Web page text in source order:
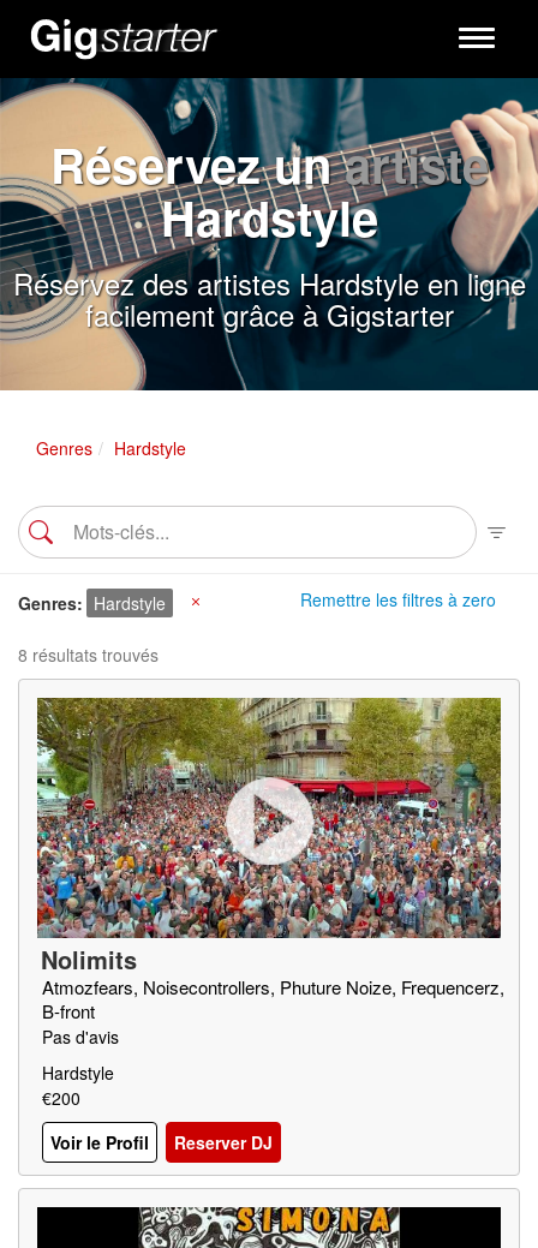
Toggle
Réservez unartiste
Hardstyle
Réservez des artistes Hardstyle en ligne
facilement grâce à Gigstarter
Genres Hardstyle
Remettre les filtres à zero
Genres Hardstyle
8 résultats trouvés
Nolimits
Atmozfears, Noisecontrollers, Phuture Noize, Frequencerz,
B-front
Pas d'avis
Hardstyle
€200
Voir le Profil
Reserver DJ